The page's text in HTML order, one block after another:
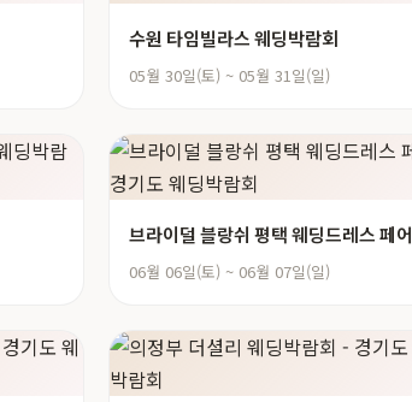
수원 타임빌라스 웨딩박람회
05월 30일(토) ~ 05월 31일(일)
브라이덜 블랑쉬 평택 웨딩드레스 페어
06월 06일(토) ~ 06월 07일(일)